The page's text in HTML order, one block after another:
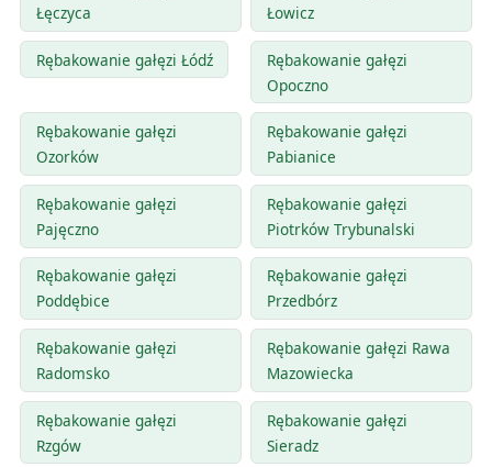
Łęczyca
Łowicz
Rębakowanie gałęzi Łódź
Rębakowanie gałęzi
Opoczno
Rębakowanie gałęzi
Ozorków
Rębakowanie gałęzi
Pabianice
Rębakowanie gałęzi
Pajęczno
Rębakowanie gałęzi
Piotrków Trybunalski
Rębakowanie gałęzi
Poddębice
Rębakowanie gałęzi
Przedbórz
Rębakowanie gałęzi
Radomsko
Rębakowanie gałęzi Rawa
Mazowiecka
Rębakowanie gałęzi
Rzgów
Rębakowanie gałęzi
Sieradz